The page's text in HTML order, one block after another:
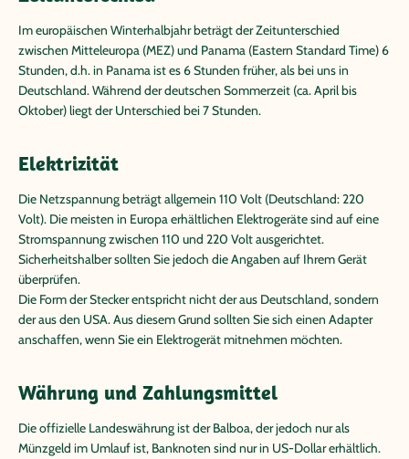
Im europäischen Winterhalbjahr beträgt der Zeitunterschied
zwischen Mitteleuropa (MEZ) und Panama (Eastern Standard Time) 6
Stunden, d.h. in Panama ist es 6 Stunden früher, als bei uns in
Deutschland. Während der deutschen Sommerzeit (ca. April bis
Oktober) liegt der Unterschied bei 7 Stunden.
Elektrizität
Die Netzspannung beträgt allgemein 110 Volt (Deutschland: 220
Volt). Die meisten in Europa erhältlichen Elektrogeräte sind auf eine
Stromspannung zwischen 110 und 220 Volt ausgerichtet.
Sicherheitshalber sollten Sie jedoch die Angaben auf Ihrem Gerät
überprüfen.
Die Form der Stecker entspricht nicht der aus Deutschland, sondern
der aus den USA. Aus diesem Grund sollten Sie sich einen Adapter
anschaffen, wenn Sie ein Elektrogerät mitnehmen möchten.
Währung und Zahlungsmittel
Die offizielle Landeswährung ist der Balboa, der jedoch nur als
Münzgeld im Umlauf ist, Banknoten sind nur in US-Dollar erhältlich.